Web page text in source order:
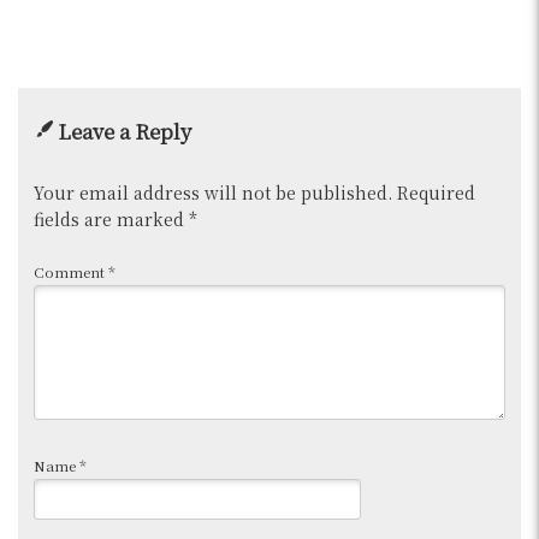
Leave a Reply
Your email address will not be published. Required
fields are marked *
Comment*
Name*